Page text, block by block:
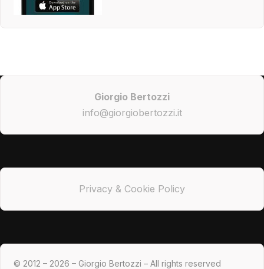
Giorgio Bertozzi
info@giorgiobertozzi.it
Privacy & Cookie Policy
© 2012 – 2026 – Giorgio Bertozzi – All rights reserved